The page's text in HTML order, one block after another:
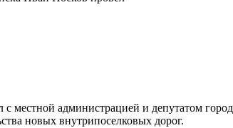
местной администрацией и депутатом
новых внутрипоселковых дорог.